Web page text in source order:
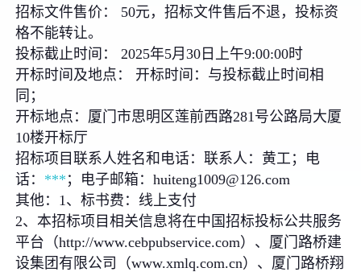
招标文件售价： 50元，招标文件售后不退，投标资
格不能转让。
投标截止时间： 2025年5月30日上午9:00:00时
开标时间及地点： 开标时间：与投标截止时间相
同；
开标地点：厦门市思明区莲前西路281号公路局大厦
10楼开标厅
招标项目联系人姓名和电话：联系人：黄工；电
话： *** ；电子邮箱：huiteng1009@126.com
其他：1、标书费：线上支付
2、本招标项目相关信息将在中国招标投标公共服务
平台（http://www.cebpubservice.com）、厦门路桥建
设集团有限公司（www.xmlq.com.cn）、厦门路桥翔